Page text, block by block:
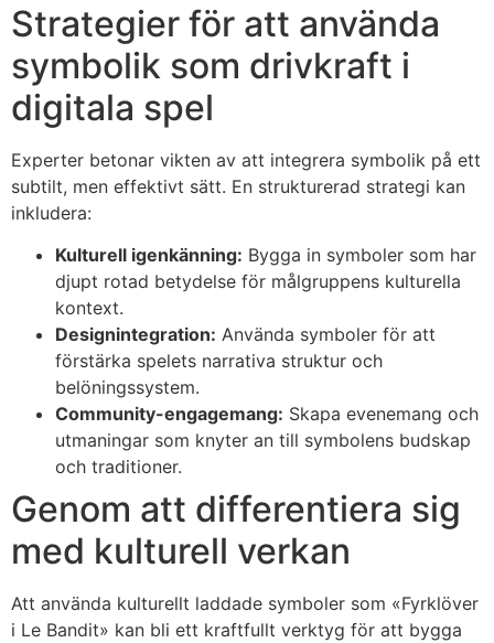
Strategier för att använda
symbolik som drivkraft i
digitala spel
Experter betonar vikten av att integrera symbolik på ett
subtilt, men effektivt sätt. En strukturerad strategi kan
inkludera:
Kulturell igenkänning: Bygga in symboler som har
djupt rotad betydelse för målgruppens kulturella
kontext.
Designintegration: Använda symboler för att
förstärka spelets narrativa struktur och
belöningssystem.
Community-engagemang: Skapa evenemang och
utmaningar som knyter an till symbolens budskap
och traditioner.
Genom att differentiera sig
med kulturell verkan
Att använda kulturellt laddade symboler som «Fyrklöver
i Le Bandit» kan bli ett kraftfullt verktyg för att bygga